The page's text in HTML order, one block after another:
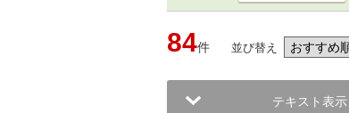
84件 並び替え
テキスト表示